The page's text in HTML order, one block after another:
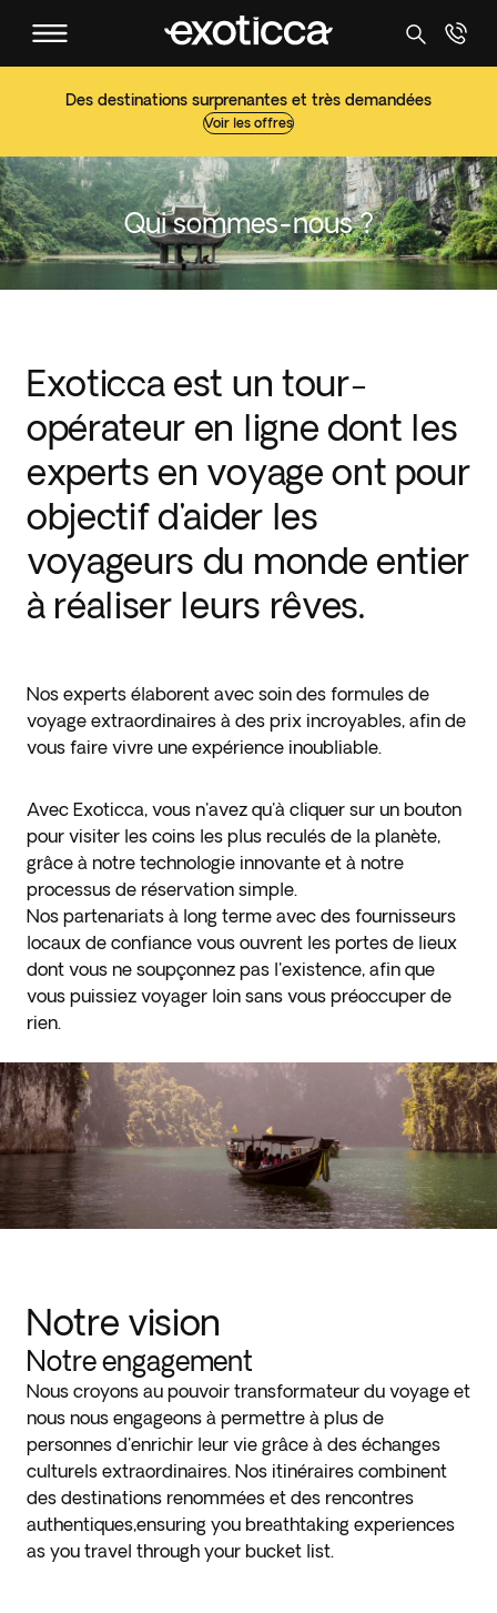
Des destinations surprenantes et très demandées
Voir les offres
Qui sommes-nous ?
Exoticca est un tour-
opérateur en ligne dont les
experts en voyage ont pour
objectif d'aider les
voyageurs du monde entier
à réaliser leurs rêves.
Nos experts élaborent avec soin des formules de
voyage extraordinaires à des prix incroyables, afin de
vous faire vivre une expérience inoubliable.
Avec Exoticca, vous n'avez qu'à cliquer sur un bouton
pour visiter les coins les plus reculés de la planète,
grâce à notre technologie innovante et à notre
processus de réservation simple.
Nos partenariats à long terme avec des fournisseurs
locaux de confiance vous ouvrent les portes de lieux
dont vous ne soupçonnez pas l'existence, afin que
vous puissiez voyager loin sans vous préoccuper de
rien.
Notre vision
Notre engagement
Nous croyons au pouvoir transformateur du voyage et
nous nous engageons à permettre à plus de
personnes d'enrichir leur vie grâce à des échanges
culturels extraordinaires. Nos itinéraires combinent
des destinations renommées et des rencontres
authentiques,ensuring you breathtaking experiences
as you travel through your bucket list.